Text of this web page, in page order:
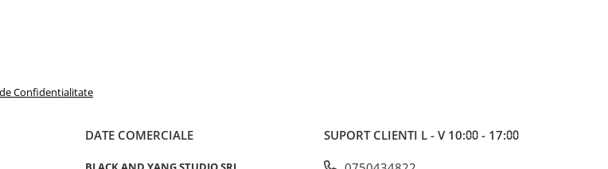
Confidentialitate
DATE COMERCIALE SUPORT CLIENTI L - V 10:⩇⩇ - 17:⩇⩇